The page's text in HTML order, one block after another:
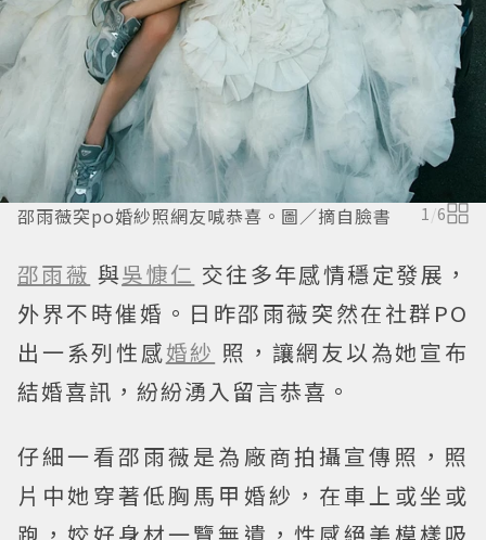
邵雨薇突po婚紗照網友喊恭喜。圖／摘自臉書 1/6
邵雨薇 與吳慷仁 交往多年感情穩定發展，
外界不時催婚。日昨邵雨薇突然在社群PO
出一系列性感婚紗 照，讓網友以為她宣布
結婚喜訊，紛紛湧入留言恭喜。
仔細一看邵雨薇是為廠商拍攝宣傳照，照
片中她穿著低胸馬甲婚紗，在車上或坐或